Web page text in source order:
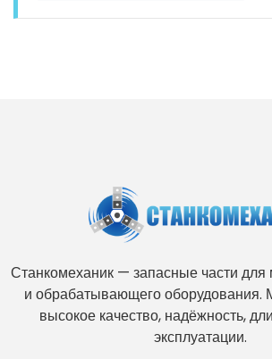
Станкомеханик — запасные части
и обрабатывающего оборудования.
высокое качество, надёжность,
эксплуатации.